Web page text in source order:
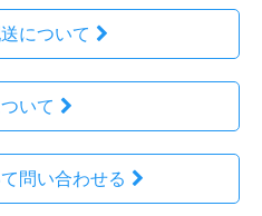
について
いて
問い合わせる